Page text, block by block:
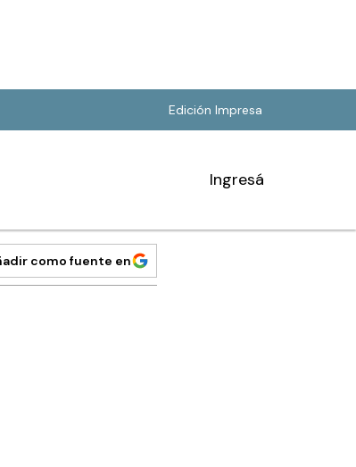
Edición Impresa
Ingresá
como fuente en